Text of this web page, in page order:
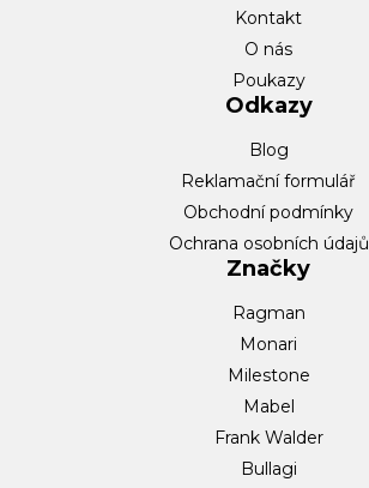
Kontakt
O nás
Poukazy
Odkazy
Blog
Reklamační formulář
Obchodní podmínky
Ochrana osobních údajů
Značky
Ragman
Monari
Milestone
Mabel
Frank Walder
Bullagi